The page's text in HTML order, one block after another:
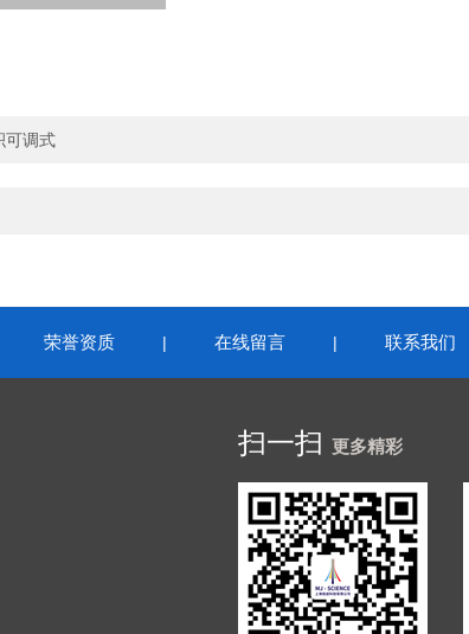
可调式
荣誉资质 | 在线留言 | 联系我们
扫一扫 更多精彩